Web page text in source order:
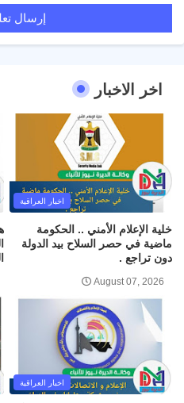
إرسال
اخر الاخبار
اخبار العراقية
خلية الإعلام الأمني .. الحكومة
ماضية في حصر السلاح بيد الدولة
دون تراجع .
August 07, 2026
اخبار العراقية